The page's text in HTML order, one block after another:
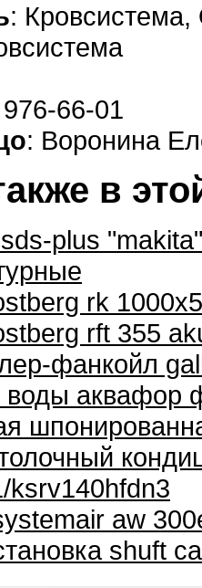
:
66-01
: Воронина
в
plus
rk
rft 355
фанкойл
аквафор
ksrv140hfdn3
aw
shuft